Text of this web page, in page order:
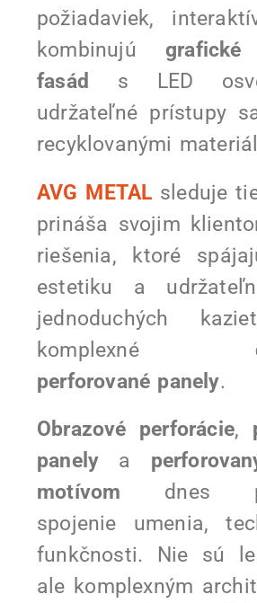
požiadaviek,
kombinujúgrafické
fasád
s LED
udržateľné prístupy
recyklovanými
AVG METAL sleduje
prináša svojim
riešenia, ktoré
estetiku a
jednoduchých
komplexné
perforované panely.
Obrazové perforácie,
panely a
motívom dnes
spojenie umenia,
funkčnosti. Nie sú
ale komplexným